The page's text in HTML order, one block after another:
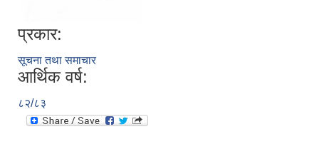
प्रकार:
सूचना तथा समाचार
आर्थिक वर्ष:
८२/८३